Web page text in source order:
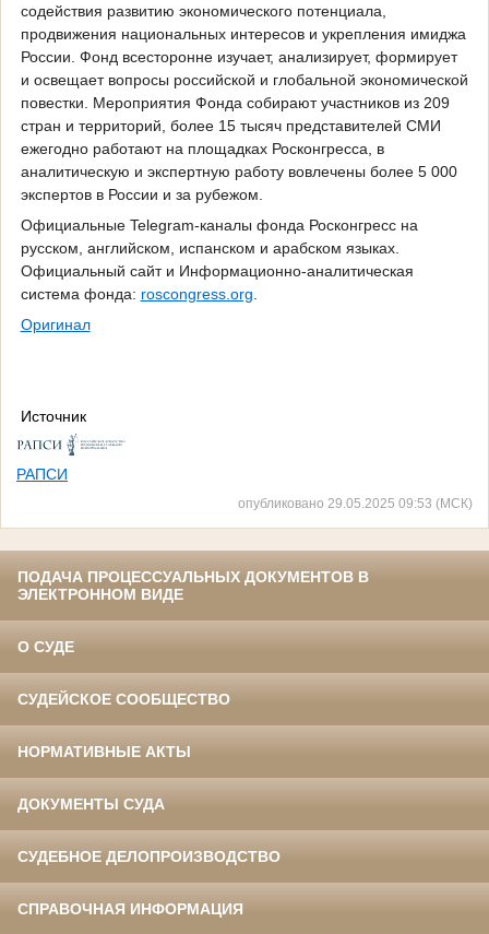
содействия развитию экономического потенциала,
продвижения национальных интересов и укрепления имиджа
России. Фонд всесторонне изучает, анализирует, формирует
и освещает вопросы российской и глобальной экономической
повестки. Мероприятия Фонда собирают участников из 209
стран и территорий, более 15 тысяч представителей СМИ
ежегодно работают на площадках Росконгресса, в
аналитическую и экспертную работу вовлечены более 5 000
экспертов в России и за рубежом.
Официальные Telegram-каналы фонда Росконгресс на
русском, английском, испанском и арабском языках.
Официальный сайт и Информационно-аналитическая
система фонда: roscongress.org
Оригинал
Источник
РАПСИ
опубликовано 29.05.2025 09:53 (МСК)
ПОДАЧА ПРОЦЕССУАЛЬНЫХ ДОКУМЕНТОВ В
ЭЛЕКТРОННОМ ВИДЕ
О СУДЕ
СУДЕЙСКОЕ СООБЩЕСТВО
НОРМАТИВНЫЕ АКТЫ
ДОКУМЕНТЫ СУДА
СУДЕБНОЕ ДЕЛОПРОИЗВОДСТВО
СПРАВОЧНАЯ ИНФОРМАЦИЯ